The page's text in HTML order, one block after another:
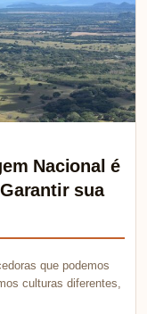
Nacional é
sua
que podemos
culturas diferentes,